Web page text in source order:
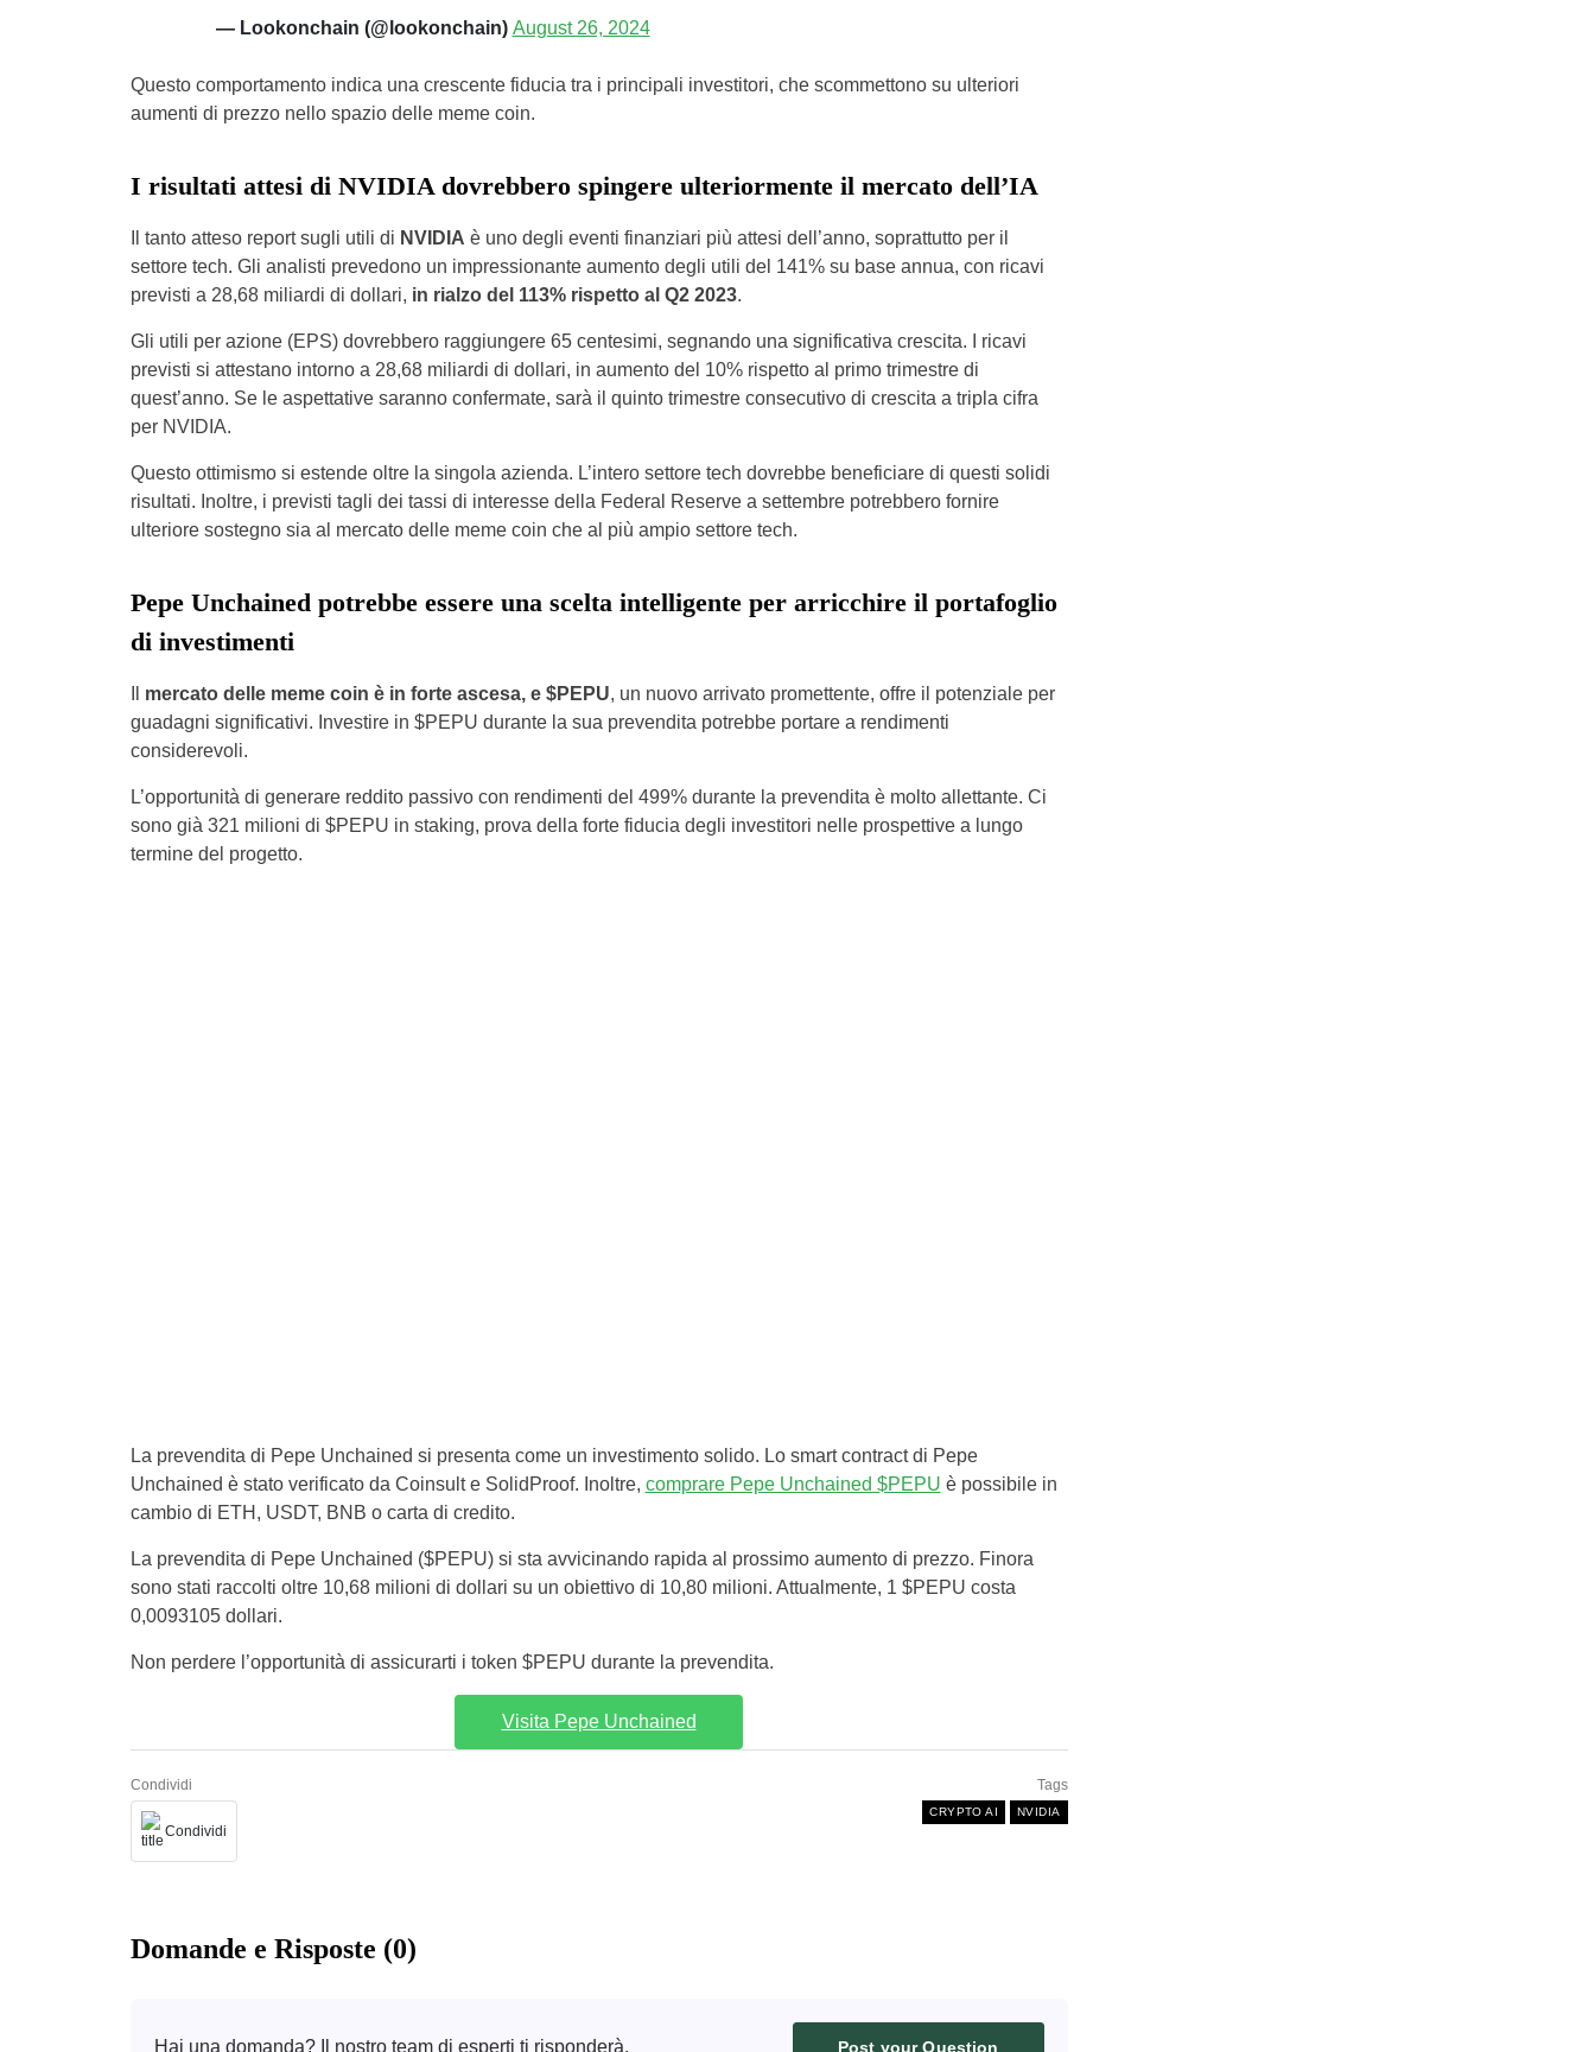
— Lookonchain (@lookonchain) August 26, 2024
Questo comportamento indica una crescente fiducia tra i principali investitori, che scommettono su ulteriori
aumenti di prezzo nello spazio delle meme coin.
I risultati attesi di NVIDIA dovrebbero spingere ulteriormente il mercato dell’IA
Il tanto atteso report sugli utili di NVIDIA è uno degli eventi finanziari più attesi dell’anno, soprattutto per il
settore tech. Gli analisti prevedono un impressionante aumento degli utili del 141% su base annua, con ricavi
previsti a 28,68 miliardi di dollari, in rialzo del 113% rispetto al Q2 2023.
Gli utili per azione (EPS) dovrebbero raggiungere 65 centesimi, segnando una significativa crescita. I ricavi
previsti si attestano intorno a 28,68 miliardi di dollari, in aumento del 10% rispetto al primo trimestre di
quest’anno. Se le aspettative saranno confermate, sarà il quinto trimestre consecutivo di crescita a tripla cifra
per NVIDIA.
Questo ottimismo si estende oltre la singola azienda. L’intero settore tech dovrebbe beneficiare di questi solidi
risultati. Inoltre, i previsti tagli dei tassi di interesse della Federal Reserve a settembre potrebbero fornire
ulteriore sostegno sia al mercato delle meme coin che al più ampio settore tech.
Pepe Unchained potrebbe essere una scelta intelligente per arricchire il portafoglio
di investimenti
mercato delle meme coin è in forte ascesa, e $PEPU, un nuovo arrivato promettente, offre il potenziale per
guadagni significativi. Investire in $PEPU durante la sua prevendita potrebbe portare a rendimenti
considerevoli.
L’opportunità di generare reddito passivo con rendimenti del 499% durante la prevendita è molto allettante. Ci
sono già 321 milioni di $PEPU in staking, prova della forte fiducia degli investitori nelle prospettive a lungo
termine del progetto.
La prevendita di Pepe Unchained si presenta come un investimento solido. Lo smart contract di Pepe
Unchained è stato verificato da Coinsult e SolidProof. Inoltre, comprare Pepe Unchained $PEPU è possibile in
cambio di ETH, USDT, BNB o carta di credito.
La prevendita di Pepe Unchained ($PEPU) si sta avvicinando rapida al prossimo aumento di prezzo. Finora
sono stati raccolti oltre 10,68 milioni di dollari su un obiettivo di 10,80 milioni. Attualmente, 1 $PEPU costa
0,0093105 dollari.
Non perdere l’opportunità di assicurarti i token $PEPU durante la prevendita.
Visita Pepe Unchained
Condividi
Condividi
Tags
CRYPTO AI NVIDIA
Domande e Risposte (0)
Hai una domanda? Il nostro team di esperti ti risponderà. Post your Question